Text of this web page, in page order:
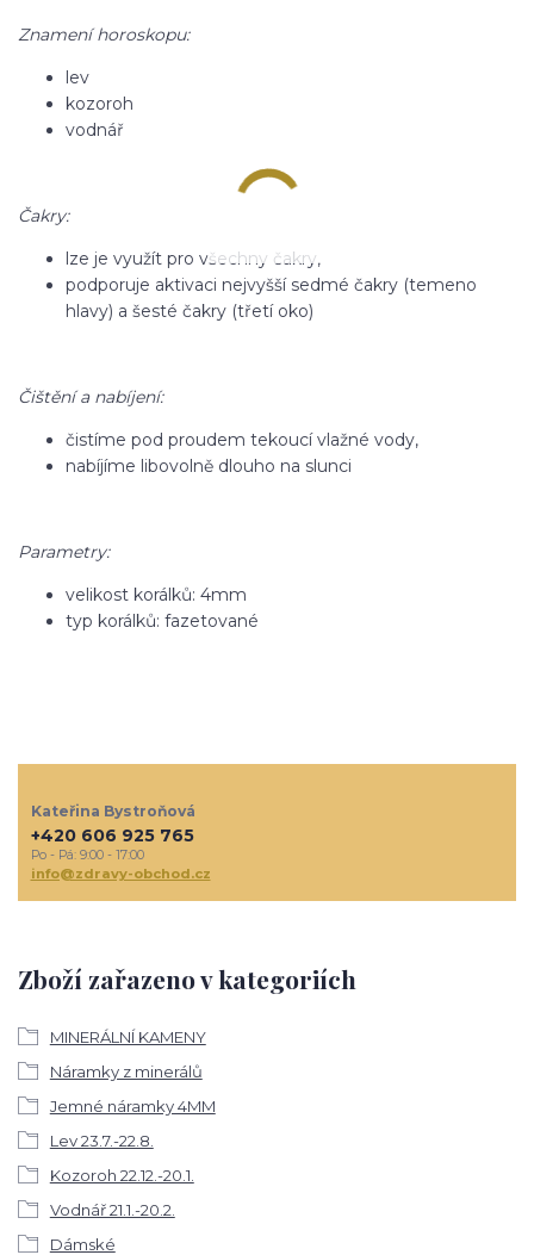
Znamení horoskopu:
lev
kozoroh
vodnář
Čakry:
lze je využít pro všechny čakry,
podporuje aktivaci nejvyšší sedmé čakry (temeno
hlavy) a šesté čakry (třetí oko)
Čištění a nabíjení:
čistíme pod proudem tekoucí vlažné vody,
nabíjíme libovolně dlouho na slunci
Parametry:
velikost korálků: 4mm
typ korálků: fazetované
Zboží zařazeno v kategoriích
MINERÁLNÍ KAMENY
Náramky z minerálů
Jemné náramky 4MM
Lev 23.7.-22.8.
Kozoroh 22.12.-20.1.
Vodnář 21.1.-20.2.
Dámské
Kateřina Bystroňová
+420 606 925 765
Po - Pá: 9:00 - 17:00
info@zdravy-obchod.cz